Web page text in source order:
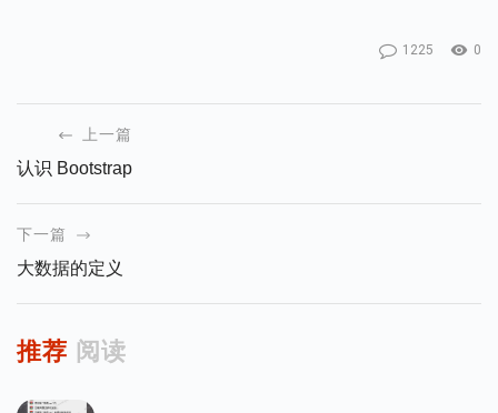
1225 0
上一篇
认识 Bootstrap
下一篇
大数据的定义
推荐 阅读